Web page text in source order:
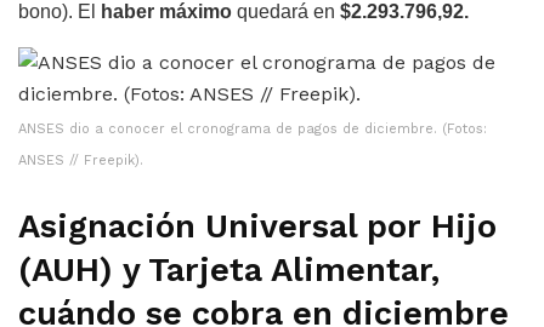
bono). El
haber máximo quedará en $2.293.796,92.
ANSES dio a conocer el cronograma de pagos de diciembre. (Fotos:
ANSES // Freepik).
Asignación Universal por Hijo
(AUH) y Tarjeta Alimentar,
cuándo se cobra en diciembre